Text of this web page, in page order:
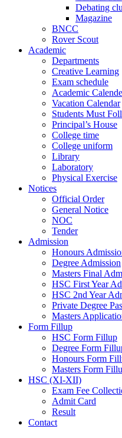
Debating
Magazine
BNCC
Rover Scout
Academic
Departments
Creative Learning
Exam schedule
Academic
Vacation Calendar
Students Must
Principal’s House
College time
College uniform
Library
Laboratory
Physical Exercise
Notices
Official Order
General Notice
NOC
Tender
Admission
Honours
Degree Admission
Masters Final
HSC First Year
HSC 2nd Year
Private Degree
Masters
Form Fillup
HSC Form Fillup
Degree Form
Honours Form
Masters Form
HSC (XI-XII)
Exam Fee
Admit Card
Result
Contact